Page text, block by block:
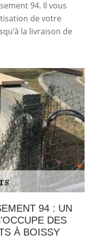
94. Il vous
de votre
la livraison de
94 : UN
DES
À BOISSY